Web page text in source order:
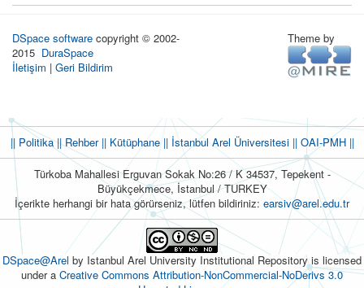
DSpace software copyright © 2002-
2015 DuraSpace
İletişim | Geri Bildirim
Theme by
|| Politika|| Rehber|| Kütüphane|| İstanbul Arel Üniversitesi ||OAI-PMH ||
Türkoba Mahallesi Erguvan Sokak No:26 / K 34537, Tepekent -
Büyükçekmece, İstanbul / TURKEY
İçerikte herhangi bir hata görürseniz, lütfen bildiriniz: earsiv@arel.edu.tr
DSpace@Arel by Istanbul Arel University Institutional Repository is licensed
under a Creative Commons Attribution-NonCommercial-NoDerivs 3.0